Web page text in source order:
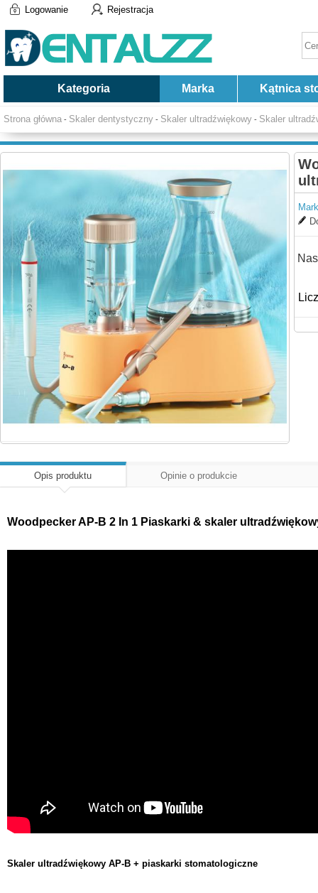
Logowanie Rejestracja
Kategoria Marka Kątnica
Strona główna - Skaler dentystyczny - Skaler ultradźwiękowy - Skaler
Opis produktu Opinie o produkcie
Woodpecker AP-B 2 In 1 Piaskarki & skaler
Skaler ultradźwiękowy AP-B + piaskarki stomatologiczne